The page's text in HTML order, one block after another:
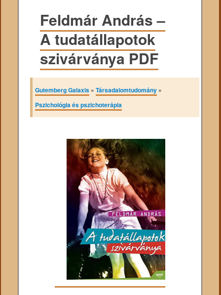
Feldmár András –
A tudatállapotok
szivárványa PDF
Gutemberg Galaxis »Társadalomtudomány »
Pszichológia és pszichoterápia